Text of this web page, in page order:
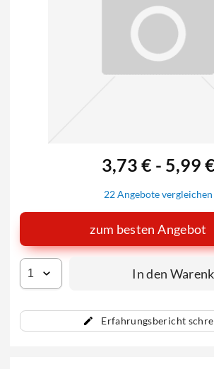
Erfahrungsbericht
3,73 € - 5,99 €
22 Angebote vergleichen
zum besten Angebot
In den